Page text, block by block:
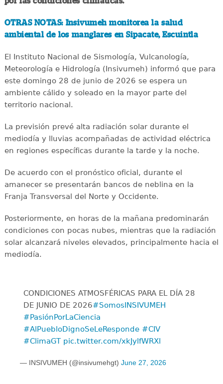
OTRAS NOTAS: Insivumeh monitorea la salud
ambiental de los manglares en Sipacate, Escuintla
El Instituto Nacional de Sismología, Vulcanología,
Meteorología e Hidrología (Insivumeh) informó que para
este domingo 28 de junio de 2026 se espera un
ambiente cálido y soleado en la mayor parte del
territorio nacional.
La previsión prevé alta radiación solar durante el
mediodía y lluvias acompañadas de actividad eléctrica
en regiones específicas durante la tarde y la noche.
De acuerdo con el pronóstico oficial, durante el
amanecer se presentarán bancos de neblina en la
Franja Transversal del Norte y Occidente.
Posteriormente, en horas de la mañana predominarán
condiciones con pocas nubes, mientras que la radiación
solar alcanzará niveles elevados, principalmente hacia el
mediodía.
CONDICIONES ATMOSFÉRICAS PARA EL DÍA 28
DE JUNIO DE 2026#SomosINSIVUMEH
#PasiónPorLaCiencia
#AlPuebloDignoSeLeResponde #CIV
#ClimaGT pic.twitter.com/xkJylfWRXl
— INSIVUMEH (@insivumehgt) June 27, 2026